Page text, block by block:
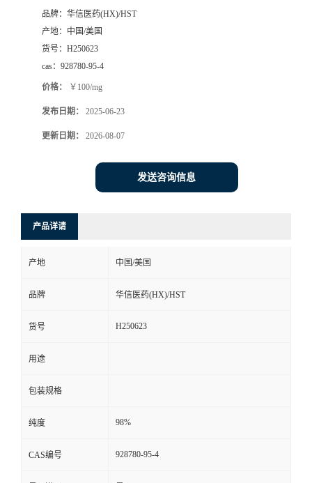
方
品牌： 华信医药(HX)/HST
产地： 中国/美国
货号： H250623
cas： 928780-95-4
价格： ￥100/mg
发布日期： 2025-06-23
更新日期： 2026-08-07
发送咨询信息
产品详请
产地 中国/美国
品牌 华信医药(HX)/HST
货号 H250623
用途
包装规格
纯度 98%
CAS编号 928780-95-4